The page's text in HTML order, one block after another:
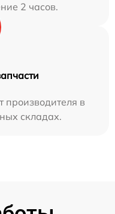
2 часов.
производителя в
складах.